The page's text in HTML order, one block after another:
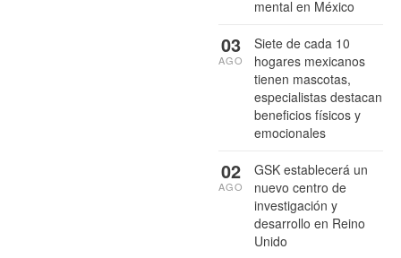
mental en México
Siete de cada 10
hogares mexicanos
tienen mascotas,
especialistas destacan
beneficios físicos y
emocionales
03
AGO
GSK establecerá un
nuevo centro de
investigación y
desarrollo en Reino
Unido
02
AGO